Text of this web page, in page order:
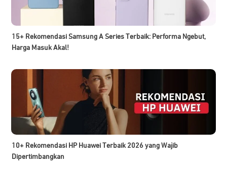
15+ Rekomendasi Samsung A Series Terbaik: Performa Ngebut,
Harga Masuk Akal!
10+ Rekomendasi HP Huawei Terbaik 2026 yang Wajib
Dipertimbangkan